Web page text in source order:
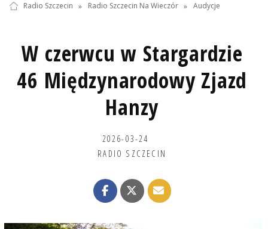
Radio Szczecin » Radio Szczecin Na Wieczór » Audycje
W czerwcu w Stargardzie
46 Międzynarodowy Zjazd
Hanzy
2026-03-24
RADIO SZCZECIN